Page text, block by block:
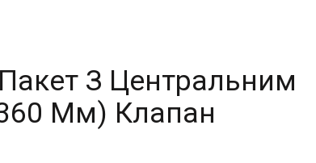
З Центральним
Мм) Клапан